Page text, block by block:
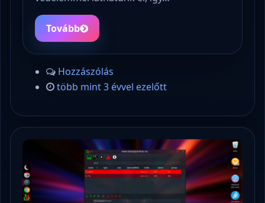
Tovább
Hozzászólás
több mint 3 évvel ezelőtt